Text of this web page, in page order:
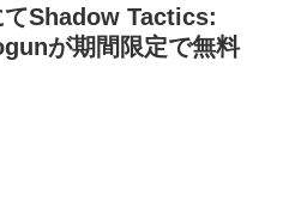
Shadow Tactics:
が期間限定で無料